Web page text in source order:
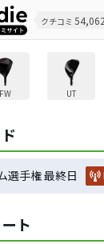
クチコミ 54,062
FW UT
選手権 最終日
ト